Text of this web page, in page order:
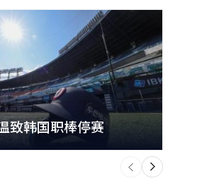
致韩国职棒停赛
下
一
个